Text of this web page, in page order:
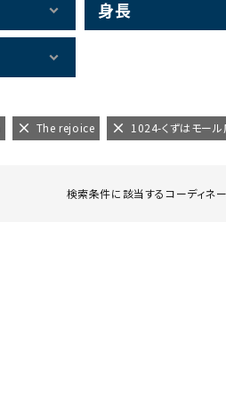
身長
The rejoice 1024-くずはモール
検索条件に該当するコーディネ